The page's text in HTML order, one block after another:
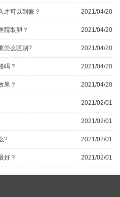
才可以到账？ 2021/04/20
院取卵？ 2021/04/20
怎么区别? 2021/04/20
吗？ 2021/04/20
果？ 2021/04/20
2021/02/01
2021/02/01
? 2021/02/01
好？ 2021/02/01